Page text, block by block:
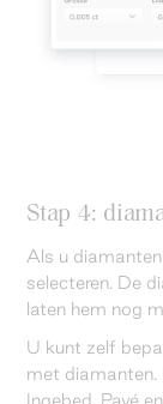
Stap 4:
Als u
selecteren. De
laten hem nog
U kunt zelf
met diamanten.
Ingebed, Pavé